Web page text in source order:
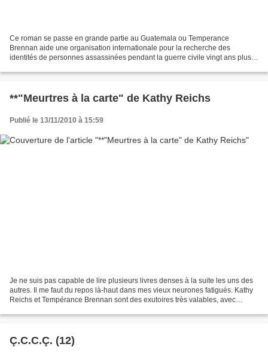
Ce roman se passe en grande partie au Guatemala ou Temperance
Brennan aide une organisation internationale pour la recherche des
identités de personnes assassinées pendant la guerre civile vingt ans plus
**"Meurtres à la carte" de Kathy Reichs
Publié le 13/11/2010 à 15:59
Je ne suis pas capable de lire plusieurs livres denses à la suite les uns des
autres. Il me faut du repos là-haut dans mes vieux neurones fatigués. Kathy
Reichs et Tempérance Brennan sont des exutoires très valables, avec
Ç.C.C.Ç. (12)